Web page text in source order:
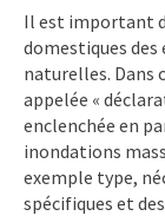
Il est important
domestiques
naturelles. Dans
appelée «
enclenchée en
inondations
exemple type,
spécifiques et